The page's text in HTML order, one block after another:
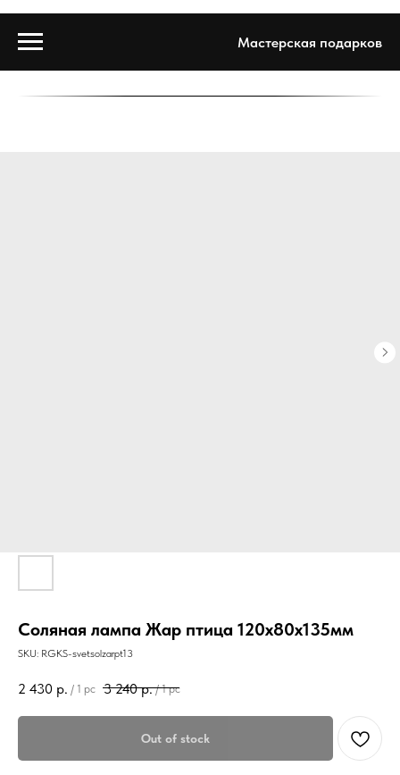
Мастерская подарков
Соляная лампа Жар птица 120х80х135мм
SKU: RGKS-svetsolzarpt13
2 430 р. / 1 pc 3 240 р. / 1 pc
Out of stock